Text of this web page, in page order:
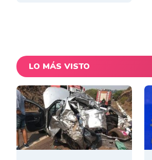
LO MÁS VISTO